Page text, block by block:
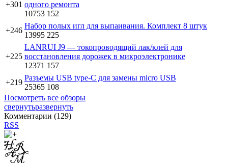
+301 одного ремонта
10753 152
+246
Набор полых игл для выпаивания. Комплект 8 штук
13995 225
+225
LANRUI J9 — токопроводящий лак/клей для
восстановления дорожек в микроэлектронике
12371 157
+219
Разъемы USB type-C для замены micro USB
25365 108
Посмотреть все обзоры
свернутьразвернуть
Комментарии (129)
RSS